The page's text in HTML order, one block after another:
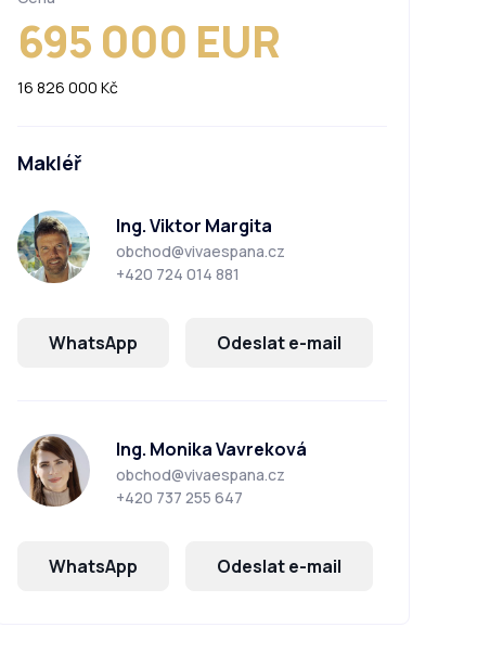
695 000 EUR
16 826 000 Kč
Makléř
Ing. Viktor Margita
obchod@vivaespana.cz
+420 724 014 881
WhatsApp Odeslat e-mail
Ing. Monika Vavreková
obchod@vivaespana.cz
+420 737 255 647
WhatsApp Odeslat e-mail